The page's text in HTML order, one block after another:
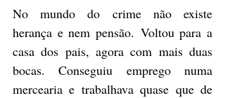
No mundo do crime não existe
herança e nem pensão. Voltou para a
casa dos pais, agora com mais duas
bocas. Conseguiu emprego numa
mercearia e trabalhava quase que de